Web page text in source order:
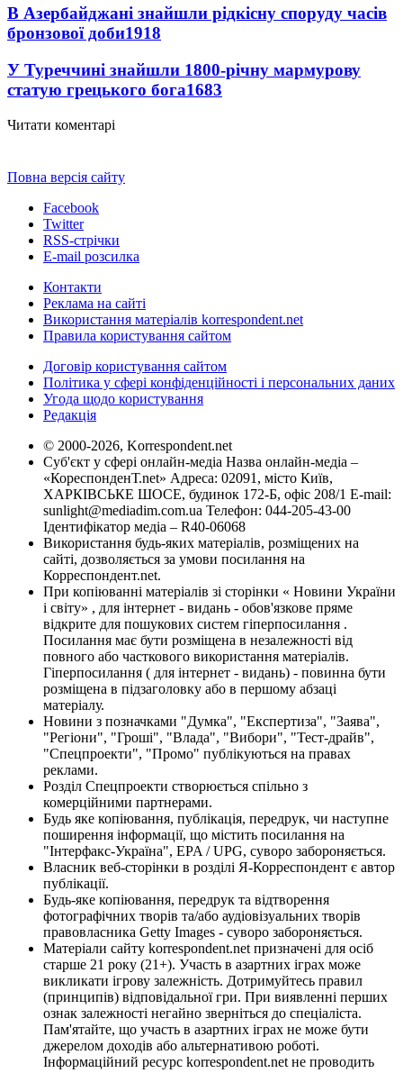
В Азербайджані знайшли рідкісну споруду часів
бронзової доби1918
У Туреччині знайшли 1800-річну мармурову
статую грецького бога1683
Читати коментарі
Повна версія сайту
Facebook
Twitter
RSS-стрічки
E-mail розсилка
Контакти
Реклама на сайті
Використання матеріалів korrespondent.net
Правила користування сайтом
Договір користування сайтом
Політика у сфері конфіденційності і персональних даних
Угода щодо користування
Редакція
© 2000-2026, Korrespondent.net
Суб'єкт у сфері онлайн-медіа Назва онлайн-медіа –
«КореспонденТ.net» Адреса: 02091, місто Київ,
ХАРКІВСЬКЕ ШОСЕ, будинок 172-Б, офіс 208/1 E-mail:
sunlight@mediadim.com.ua Телефон: 044-205-43-00
Ідентифікатор медіа – R40-06068
Використання будь-яких матеріалів, розміщених на
сайті, дозволяється за умови посилання на
Корреспондент.net.
При копіюванні матеріалів зі сторінки « Новини України
і світу» , для інтернет - видань - обов'язкове пряме
відкрите для пошукових систем гіперпосилання .
Посилання має бути розміщена в незалежності від
повного або часткового використання матеріалів.
Гіперпосилання ( для інтернет - видань) - повинна бути
розміщена в підзаголовку або в першому абзаці
матеріалу.
Новини з позначками "Думка", "Експертиза", "Заява",
"Регіони", "Гроші", "Влада", "Вибори", "Тест-драйв",
"Спецпроекти", "Промо" публікуються на правах
реклами.
Розділ Спецпроекти створюється спільно з
комерційними партнерами.
Будь яке копіювання, публікація, передрук, чи наступне
поширення інформації, що містить посилання на
"Інтерфакс-Україна", EPA / UPG, суворо забороняється.
Власник веб-сторінки в розділі Я-Корреспондент є автор
публікації.
Будь-яке копіювання, передрук та відтворення
фотографічних творів та/або аудіовізуальних творів
правовласника Getty Images - суворо забороняється.
Матеріали сайту korrespondent.net призначені для осіб
старше 21 року (21+). Участь в азартних іграх може
викликати ігрову залежність. Дотримуйтесь правил
(принципів) відповідальної гри. При виявленні перших
ознак залежності негайно зверніться до спеціаліста.
Пам'ятайте, що участь в азартних іграх не може бути
джерелом доходів або альтернативою роботі.
Інформаційний ресурс korrespondent.net не проводить